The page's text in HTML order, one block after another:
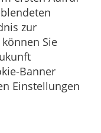
zur
Sie
Banner
Einstellungen